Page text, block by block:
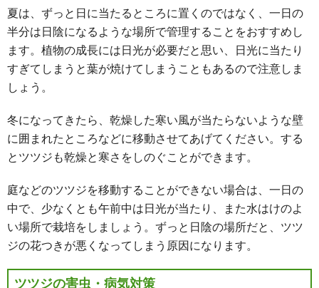
夏は、ずっと日に当たるところに置くのではなく、一日の
半分は日陰になるような場所で管理することをおすすめし
ます。植物の成長には日光が必要だと思い、日光に当たり
すぎてしまうと葉が焼けてしまうこともあるので注意しま
しょう。
冬になってきたら、乾燥した寒い風が当たらないような壁
に囲まれたところなどに移動させてあげてください。する
とツツジも乾燥と寒さをしのぐことができます。
庭などのツツジを移動することができない場合は、一日の
中で、少なくとも午前中は日光が当たり、また水はけのよ
い場所で栽培をしましょう。ずっと日陰の場所だと、ツツ
ジの花つきが悪くなってしまう原因になります。
ツツジの害虫・病気対策